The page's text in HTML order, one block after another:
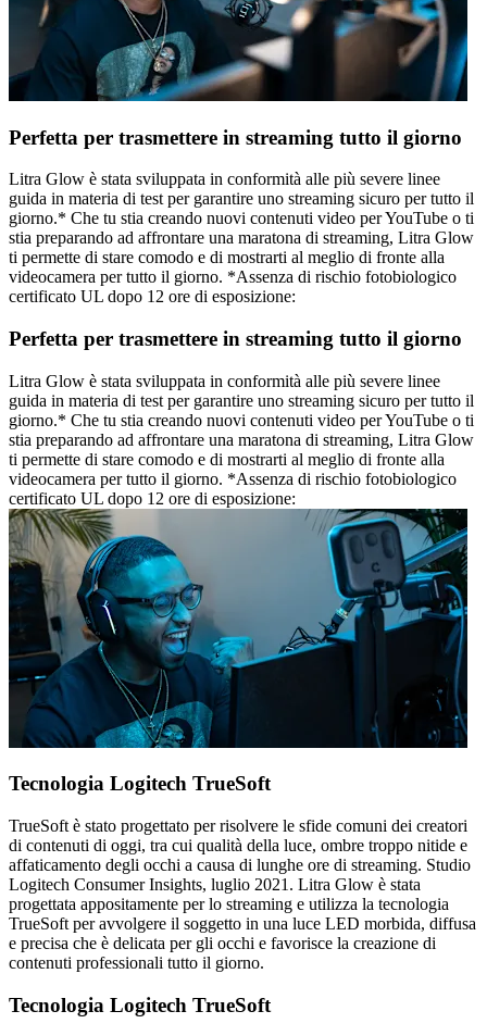
Perfetta per trasmettere in streaming tutto il giorno
Litra Glow è stata sviluppata in conformità alle più severe linee
guida in materia di test per garantire uno streaming sicuro per tutto il
giorno.* Che tu stia creando nuovi contenuti video per YouTube o ti
stia preparando ad affrontare una maratona di streaming, Litra Glow
ti permette di stare comodo e di mostrarti al meglio di fronte alla
videocamera per tutto il giorno. *Assenza di rischio fotobiologico
certificato UL dopo 12 ore di esposizione:
Perfetta per trasmettere in streaming tutto il giorno
Litra Glow è stata sviluppata in conformità alle più severe linee
guida in materia di test per garantire uno streaming sicuro per tutto il
giorno.* Che tu stia creando nuovi contenuti video per YouTube o ti
stia preparando ad affrontare una maratona di streaming, Litra Glow
ti permette di stare comodo e di mostrarti al meglio di fronte alla
videocamera per tutto il giorno. *Assenza di rischio fotobiologico
certificato UL dopo 12 ore di esposizione:
Tecnologia Logitech TrueSoft
TrueSoft è stato progettato per risolvere le sfide comuni dei creatori
di contenuti di oggi, tra cui qualità della luce, ombre troppo nitide e
affaticamento degli occhi a causa di lunghe ore di streaming. Studio
Logitech Consumer Insights, luglio 2021. Litra Glow è stata
progettata appositamente per lo streaming e utilizza la tecnologia
TrueSoft per avvolgere il soggetto in una luce LED morbida, diffusa
e precisa che è delicata per gli occhi e favorisce la creazione di
contenuti professionali tutto il giorno.
Tecnologia Logitech TrueSoft